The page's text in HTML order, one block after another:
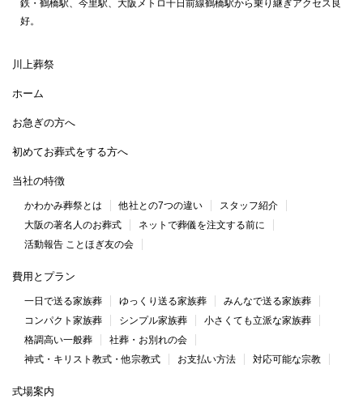
鉄・鶴橋駅、今里駅、大阪メトロ千日前線鶴橋駅から乗り継ぎアクセス良
好。
川上葬祭
ホーム
お急ぎの方へ
初めてお葬式をする方へ
当社の特徴
かわかみ葬祭とは 他社との7つの違い
スタッフ紹介
大阪の著名人のお葬式
ネットで葬儀を注文する前に
活動報告 ことほぎ友の会
費用とプラン
一日で送る家族葬 ゆっくり送る家族葬
みんなで送る家族葬
コンパクト家族葬
シンプル家族葬
小さくても立派な家族葬
格調高い一般葬
社葬・お別れの会
神式・キリスト教式・他宗教式
お支払い方法 対応可能な宗教
式場案内